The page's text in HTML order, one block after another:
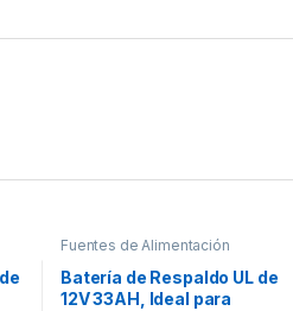
Fuentes de Alimentación
Batería de Respaldo UL de
12V 33AH, Ideal para